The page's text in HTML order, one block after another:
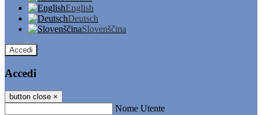
English
Deutsch
Slovenščina
Accedi
Accedi
button close ×
Nome Utente